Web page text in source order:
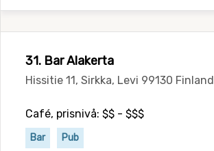
31. Bar Alakerta
Hissitie 11, Sirkka, Levi 99130 Finland
Café, prisnivå: $$ - $$$
Bar Pub